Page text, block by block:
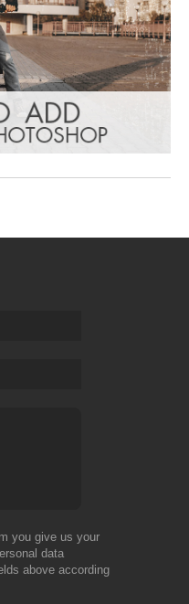
you give us your
data
above according